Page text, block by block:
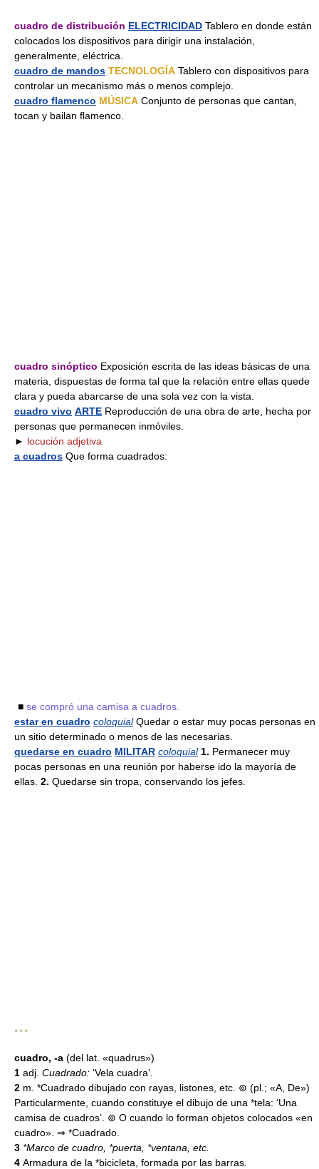
cuadro de distribución ELECTRICIDAD Tablero en donde están
colocados los dispositivos para dirigir una instalación,
generalmente, eléctrica.
cuadro de mandos TECNOLOGÍA Tablero con dispositivos para
controlar un mecanismo más o menos complejo.
cuadro flamenco MÚSICA Conjunto de personas que cantan,
tocan y bailan flamenco.
cuadro sinóptico Exposición escrita de las ideas básicas de una
materia, dispuestas de forma tal que la relación entre ellas quede
clara y pueda abarcarse de una sola vez con la vista.
cuadro vivo ARTE Reproducción de una obra de arte, hecha por
personas que permanecen inmóviles.
► locución adjetiva
a cuadros Que forma cuadrados:
■ se compró una camisa a cuadros.
estar en cuadro coloquialQuedar o estar muy pocas personas en
un sitio determinado o menos de las necesarias.
quedarse en cuadro MILITAR coloquial 1. Permanecer muy
pocas personas en una reunión por haberse ido la mayoría de
ellas. 2. Quedarse sin tropa, conservando los jefes.
* * *
cuadro, -a (del lat. «quadrus»)
1 adj. Cuadrado: ‘Vela cuadra’
2 m. *Cuadrado dibujado con rayas, listones, etc. ⊚ (pl.; «A, De»)
Particularmente, cuando constituye el dibujo de una *tela: ‘Una
camisa de cuadros’. ⊚ O cuando lo forman objetos colocados «en
cuadro». ⇒ *Cuadrado.
3 *Marco de cuadro, *puerta, *ventana, etc.
4 Armadura de la *bicicleta, formada por las barras.